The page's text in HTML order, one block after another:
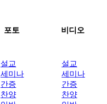
포토 비디오
설교
세미나
간증
찬양
설교
세미나
간증
찬양